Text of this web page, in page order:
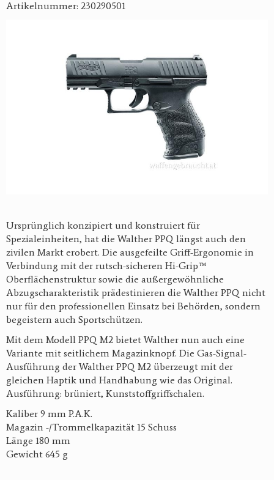
Artikelnummer: 230290501
Ursprünglich konzipiert und konstruiert für
Spezialeinheiten, hat die Walther PPQ längst auch den
zivilen Markt erobert. Die ausgefeilte Griff-Ergonomie in
Verbindung mit der rutsch-sicheren Hi-Grip™
Oberflächenstruktur sowie die außergewöhnliche
Abzugscharakteristik prädestinieren die Walther PPQ nicht
nur für den professionellen Einsatz bei Behörden, sondern
begeistern auch Sportschützen.
Mit dem Modell PPQ M2 bietet Walther nun auch eine
Variante mit seitlichem Magazinknopf. Die Gas-Signal-
Ausführung der Walther PPQ M2 überzeugt mit der
gleichen Haptik und Handhabung wie das Original.
Ausführung: brüniert, Kunststoffgriffschalen.
Kaliber 9 mm P.A.K.
Magazin -/Trommelkapazität 15 Schuss
Länge 180 mm
Gewicht 645 g